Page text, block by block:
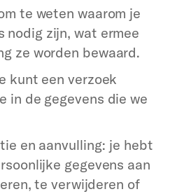
te weten waarom je
nodig zijn, wat ermee
ze worden bewaard.
kunt een verzoek
in de gegevens die we
en aanvulling: je hebt
gegevens aan
te verwijderen of